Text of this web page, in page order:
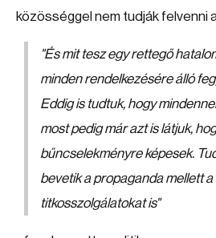
közösséggel nem tudják felvenni
"És mit tesz egy rettegő
minden rendelkezésére álló
Eddig is tudtuk, hogy
most pedig már azt is látjuk,
bűncselekményre képesek.
bevetik a propaganda mellett a
titkosszolgálatokat is"